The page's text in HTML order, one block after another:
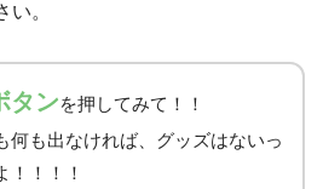
い。
タンを押してみて！！
何も出なければ、グッズはないっ
！！！！